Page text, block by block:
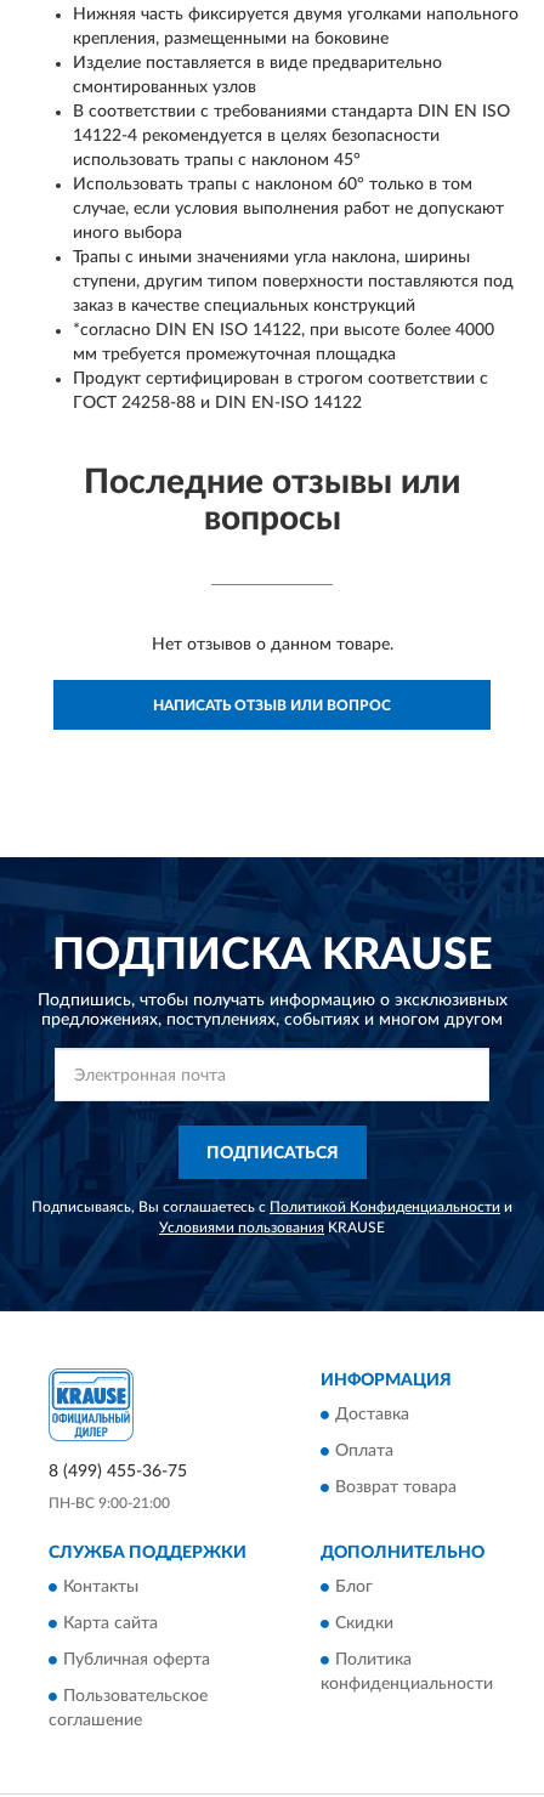
Нижняя часть фиксируется двумя уголками напольного
крепления, размещенными на боковине
Изделие поставляется в виде предварительно
смонтированных узлов
В соответствии с требованиями стандарта DIN EN ISO
14122-4 рекомендуется в целях безопасности
использовать трапы с наклоном 45°
Использовать трапы с наклоном 60° только в том
случае, если условия выполнения работ не допускают
иного выбора
Трапы с иными значениями угла наклона, ширины
ступени, другим типом поверхности поставляются под
заказ в качестве специальных конструкций
*согласно DIN EN ISO 14122, при высоте более 4000
мм требуется промежуточная площадка
Продукт сертифицирован в строгом соответствии с
ГОСТ 24258-88 и DIN EN-ISO 14122
Последние отзывы или
вопросы
Нет отзывов о данном товаре.
НАПИСАТЬ ОТЗЫВ ИЛИ ВОПРОС
ПОДПИСКАKRAUSE
Подпишись, чтобы получать информацию о эксклюзивных
предложениях, поступлениях, событиях и многом другом
ПОДПИСАТЬСЯ
Подписываясь, Вы соглашаетесь с Политикой Конфиденциальности и
Условиями пользованияKRAUSE
8 (499) 455-36-75
ПН-ВС 9:00-21:00
ИНФОРМАЦИЯ
Доставка
Оплата
Возврат товара
СЛУЖБА ПОДДЕРЖКИ
Контакты
Карта сайта
Публичная оферта
Пользовательское
соглашение
ДОПОЛНИТЕЛЬНО
Блог
Скидки
Политика
конфиденциальности